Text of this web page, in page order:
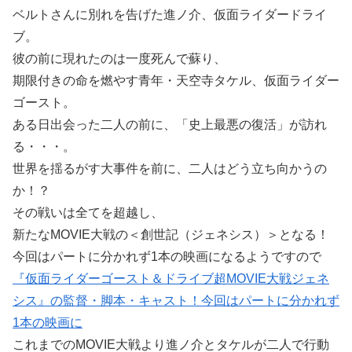
ベルトさんに別れを告げた進ノ介、仮面ライダードライ
ブ。
彼の前に現れたのは一度死んで蘇り、
期限付きの命を燃やす青年・天空寺タケル、仮面ライダー
ゴースト。
ある日出会った二人の前に、「史上最悪の復活」が訪れ
る・・・。
世界を揺るがす大事件を前に、二人はどう立ち向かうの
か！？
その戦いは全てを超越し、
新たなMOVIE大戦の＜創世記（ジェネシス）＞となる！
今回はパートに分かれず1本の映画になるようですので
『仮面ライダーゴースト＆ドライブ超MOVIE大戦ジェネ
シス』の監督・脚本・キャスト！今回はパートに分かれず
1本の映画に
これまでのMOVIE大戦より進ノ介とタケルが二人で行動